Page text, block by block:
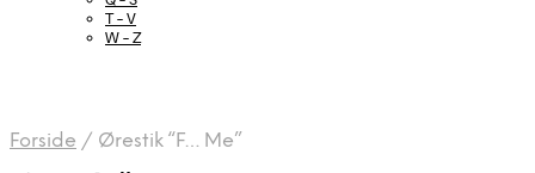
T – V
W – Z
Forside / Ørestik “F… Me”